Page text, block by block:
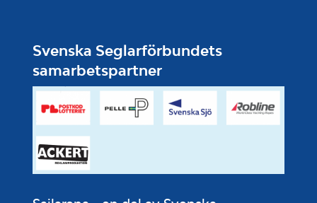
Svenska Seglarförbundets
samarbetspartner